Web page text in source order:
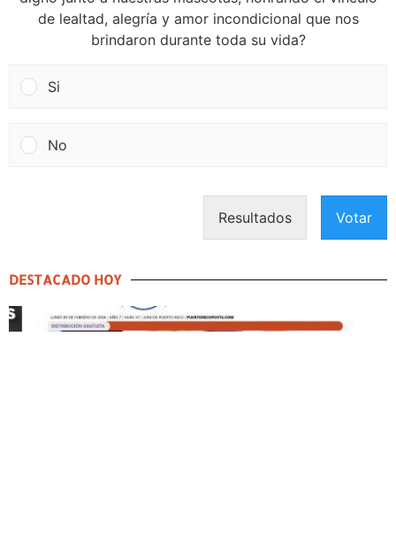
de lealtad, alegría y amor incondicional que nos
brindaron durante toda su vida?
Si
No
Resultados Votar
DESTACADO HOY